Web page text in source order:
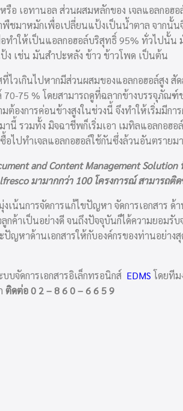
อ เอทานอล ส่วนผสมหลักของ เจลแอลกอฮ
พืชมาหมักเพื่อเปลี่ยนแป้งเป็นน้ำตาล จากนั้น
ทำให้เป็นแอลกอฮอล์บริสุทธิ์ 95% ทั่วไปนั้
เช่น มันสำปะหลัง ข้าว ข้าวโพด เป็นต้น
ที่ไวเกินไปหากมีส่วนผสมของแอลกอฮอล์สูง
75 % โดยสามารถดูที่ฉลากข้างบรรจุภัณฑ์
ต้องการค่อนข้างสูงในช่วงนี้ จึงทำให้เริ่มมีก
านี้ รวมทั้ง มิจฉาชีพก็เริ่มเอา เมทิลแอลกอฮ
อไปทำเจลแอลกอฮอล์ใช้กันซึ่งล้วนอันตรายม
and Content Management
มามากกว่า 100 โครงการณ์ สามารถติ
เน้นการจัดการแก้ไขปัญหา จัดการเอกสาร ด้
กค้าเป็นอย่างดี จนถึงปัจจุบันก็ได้ความยอมรั
ปัญหาด้านเอกสารให้กับองค์กรของท่านอย่าง
บจัดการเอกสารอิเล็กทรอนิกส์ EDMS โดยที
ติดต่อ 0 2 – 8 6 0 – 6 6 5 9